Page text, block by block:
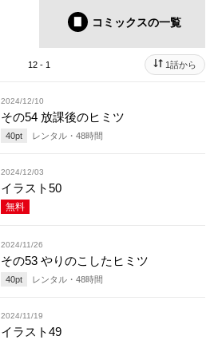
コミックスの一覧
12 - 1 1話から
2024/12/10
その54 放課後のヒミツ
40pt レンタル・ 48時間
2024/12/03
イラスト50
無料
2024/11/26
その53 やりのこしたヒミツ
40pt レンタル・ 48時間
2024/11/19
イラスト49